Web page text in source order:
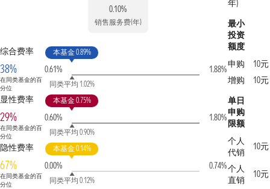
0.10%
销售服务费(年)
综合费率
38%
在同类基金的百
分位
0.61%
本基金 0.89%
同类平均 1.02%
1.88%
显性费率
29%
在同类基金的百
分位
0.60%
本基金 0.75%
同类平均 0.90%
1.80%
隐性费率
67%
在同类基金的百
分位
0.00%
本基金 0.14%
同类平均 0.12%
0.74%
年)
最小
投资
额度
申购
10元
增购
10元
单日
申购
限额
个人
代销
10元
个人
直销
10元